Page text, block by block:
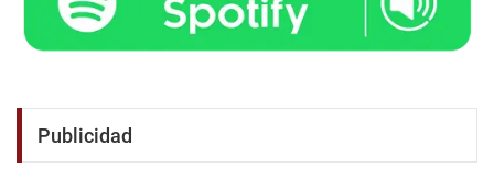
Publicidad